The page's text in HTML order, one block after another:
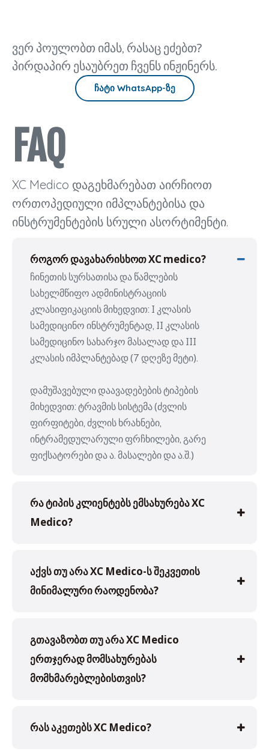
შესაძლებლობებსრეალური
წარმოების
სიმძლავრეზე.
და
საიმედო
ვერ პოულობთ იმას, რასაც ეძებთ?
პირდაპირ ესაუბრეთ ჩვენს ინჟინერს.
ჩატი WhatsApp-ზე
FAQ
XC Medico დაგეხმარებათ აირჩიოთ
ორთოპედიული იმპლანტებისა და
ინსტრუმენტების სრული ასორტიმენტი.
როგორ დავახარისხოთ XC medico?
ჩინეთის სურსათისა და წამლების
სახელმწიფო ადმინისტრაციის
კლასიფიკაციის მიხედვით: I კლასის
სამედიცინო ინსტრუმენტად, II კლასის
სამედიცინო სახარჯო მასალად და III
კლასის იმპლანტებად (7 დღეზე მეტი).
დამუშავებული დაავადებების ტიპების
მიხედვით: ტრავმის სისტემა (ძვლის
ფირფიტები, ძვლის ხრახნები,
ინტრამედულარული ფრჩხილები, გარე
ფიქსატორები და ა. მასალები და ა.შ.)
რა ტიპის კლიენტებს ემსახურება XC
Medico?
აქვს თუ არა XC Medico-ს შეკვეთის
მინიმალური რაოდენობა?
გთავაზობთ თუ არა XC Medico
ერთჯერად მომსახურებას
მომხმარებლებისთვის?
რას აკეთებს XC Medico?